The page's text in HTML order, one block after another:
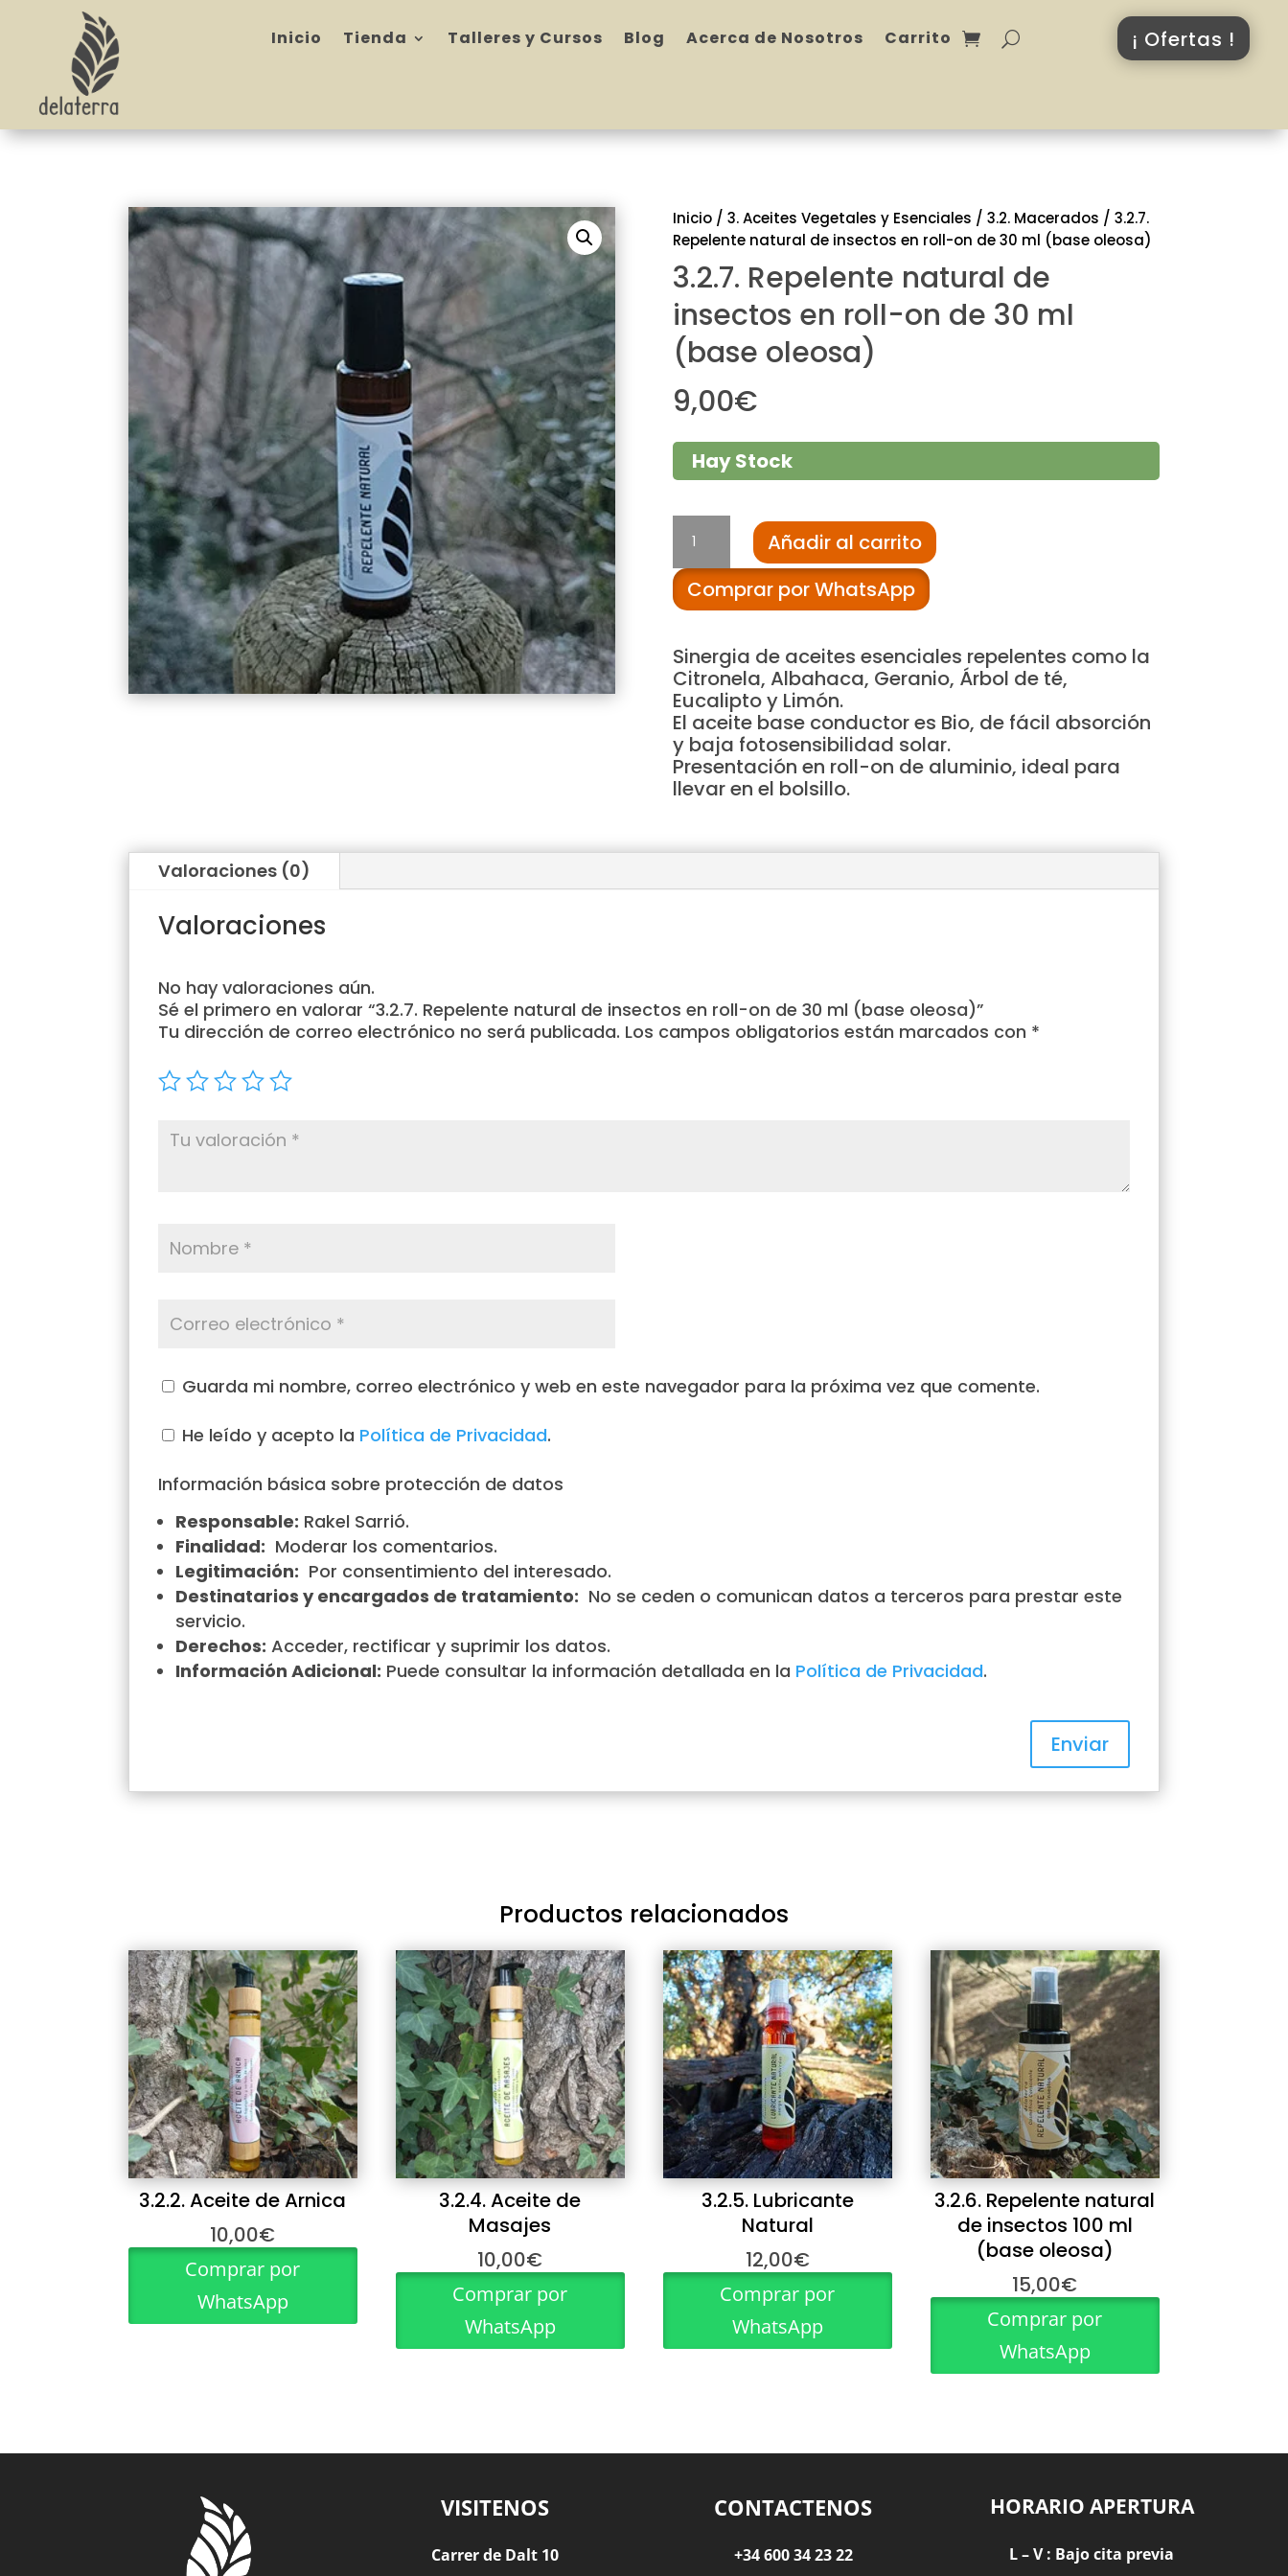
Inicio Tienda Talleres y Cursos Blog Acerca de Nosotros Carrito ¡ Ofertas !
Inicio/ 3. Aceites Vegetales y Esenciales / 3.2. Macerados / 3.2.7.
Repelente natural de insectos en roll-on de 30 ml (base oleosa)
3.2.7. Repelente natural de
insectos en roll-on de 30 ml
(base oleosa)
9,00€
Hay Stock
Repelente
natural
de
insectos
roll-
on
de
30
ml
(base
oleosa)
Añadir al carrito
Comprar por WhatsApp
Sinergia de aceites esenciales repelentes como la
Citronela, Albahaca, Geranio, Árbol de té,
Eucalipto y Limón.
El aceite base conductor es Bio, de fácil absorción
y baja fotosensibilidad solar.
Presentación en roll-on de aluminio, ideal para
llevar en el bolsillo.
Valoraciones (0)
Valoraciones
No hay valoraciones aún.
Sé el primero en valorar “3.2.7. Repelente natural de insectos en roll-on de 30 ml (base oleosa)”
Tu dirección de correo electrónico no será publicada. Los campos obligatorios están marcados con *
Guarda mi nombre, correo electrónico y web en este navegador para la próxima vez que comente.
He leído y acepto la Política de Privacidad.
Información básica sobre protección de datos
Responsable: Rakel Sarrió.
Finalidad: Moderar los comentarios.
Legitimación: Por consentimiento del interesado.
Destinatarios y encargados de tratamiento: No se ceden o comunican datos a terceros para prestar este
servicio.
Derechos: Acceder, rectificar y suprimir los datos.
Información Adicional: Puede consultar la información detallada en la Política de Privacidad.
Productos relacionados
3.2.2. Aceite de Arnica
10,00€
Comprar por
WhatsApp
3.2.4. Aceite de
Masajes
10,00€
Comprar por
WhatsApp
3.2.5. Lubricante
Natural
12,00€
Comprar por
WhatsApp
3.2.6. Repelente natural
de insectos 100 ml
(base oleosa)
15,00€
Comprar por
WhatsApp
VISITENOS
Carrer de Dalt 10
CONTACTENOS
+34 600 34 23 22
HORARIO APERTURA
L – V : Bajo cita previa